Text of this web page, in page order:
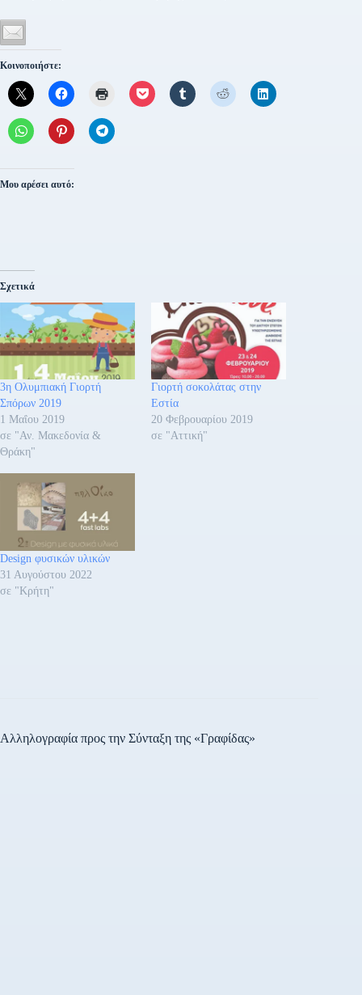
Κοινοποιήστε:
Μου αρέσει αυτό:
Σχετικά
3η Ολυμπιακή Γιορτή
Σπόρων 2019
1 Μαΐου 2019
σε "Αν. Μακεδονία &
Θράκη"
Γιορτή σοκολάτας στην
Εστία
20 Φεβρουαρίου 2019
σε "Αττική"
Design φυσικών υλικών
31 Αυγούστου 2022
σε "Κρήτη"
Αλληλογραφία προς την Σύνταξη της «Γραφίδας»